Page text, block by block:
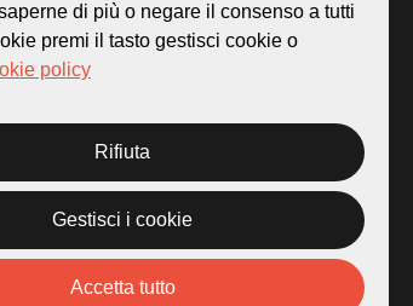
Mappa
Storie
di più o negare il consenso a tutti
premi il tasto gestisci cookie o
policy
Rifiuta
Gestisci i cookie
Accetta tutto